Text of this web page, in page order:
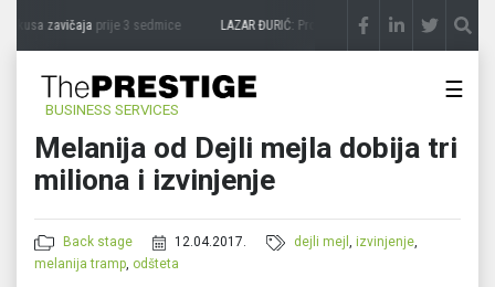
ukusa zavičajaprije 3 sedmice LAZAR ĐURIĆ: Promocija potencijal pretvara u
BUSINESS SERVICES
☰
Melanija od Dejli mejla dobija tri
miliona i izvinjenje
Back stage 12.04.2017. dejli mejl,izvinjenje,
melanija tramp, odšteta